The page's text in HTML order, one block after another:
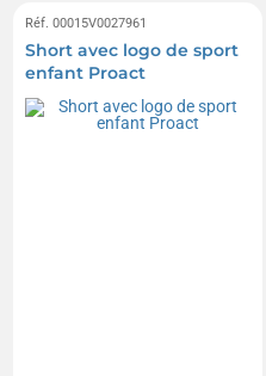
Réf. 00015V0027961
Short avec logo de sport
enfant Proact